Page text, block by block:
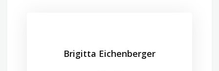
Brigitta Eichenberger